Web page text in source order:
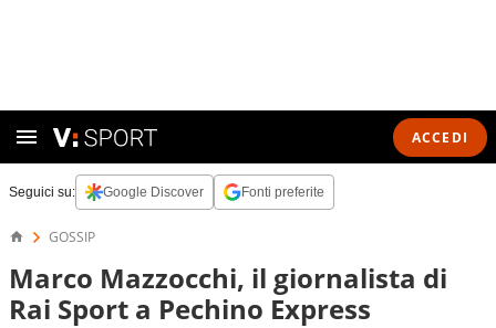
ACCEDI
Seguici su: Google Discover Fonti preferite
GOSSIP
Marco Mazzocchi, il giornalista di
Rai Sport a Pechino Express